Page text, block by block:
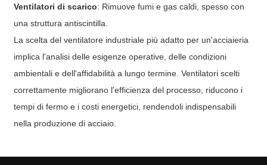
Ventilatori di scarico: Rimuove fumi e gas caldi, spesso con
una struttura antiscintilla.
La scelta del ventilatore industriale più adatto per un'acciaieria
implica l'analisi delle esigenze operative, delle condizioni
ambientali e dell'affidabilità a lungo termine. Ventilatori scelti
correttamente migliorano l'efficienza del processo, riducono i
tempi di fermo e i costi energetici, rendendoli indispensabili
nella produzione di acciaio.